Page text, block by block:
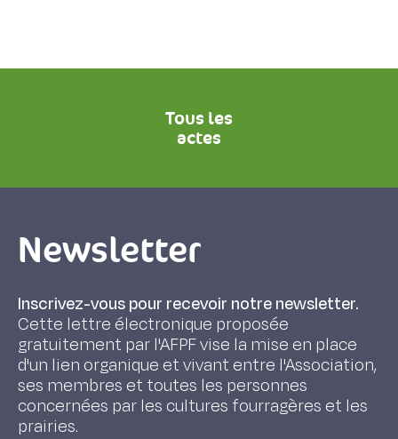
Tous les
actes
Newsletter
Inscrivez-vous pour recevoir notre newsletter.
Cette lettre électronique proposée
gratuitement par l'AFPF vise la mise en place
d'un lien organique et vivant entre l'Association,
ses membres et toutes les personnes
concernées par les cultures fourragères et les
prairies.